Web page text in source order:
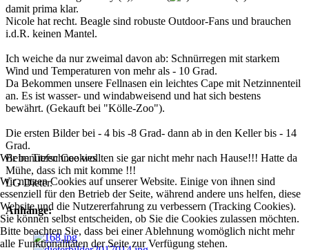
damit prima klar.
Nicole hat recht. Beagle sind robuste Outdoor-Fans und brauchen
i.d.R. keinen Mantel.
Ich weiche da nur zweimal davon ab: Schnürregen mit starkem
Wind und Temperaturen von mehr als - 10 Grad.
Da Bekommen unsere Fellnasen ein leichtes Cape mit Netzinnenteil
an. Es ist wasser- und windabweisend und hat sich bestens
bewährt. (Gekauft bei "Kölle-Zoo").
Die ersten Bilder bei - 4 bis -8 Grad- dann ab in den Keller bis - 14
Grad.
Beim Tiefschnee wollten sie gar nicht mehr nach Hause!!! Hatte da
Mühe, dass ich mit komme !!!
LG Dieter.
Anhänge:
Wir benutzen Cookies
Wir nutzen Cookies auf unserer Website. Einige von ihnen sind
essenziell für den Betrieb der Seite, während andere uns helfen, diese
Website und die Nutzererfahrung zu verbessern (Tracking Cookies).
Sie können selbst entscheiden, ob Sie die Cookies zulassen möchten.
Bitte beachten Sie, dass bei einer Ablehnung womöglich nicht mehr
alle Funktionalitäten der Seite zur Verfügung stehen.